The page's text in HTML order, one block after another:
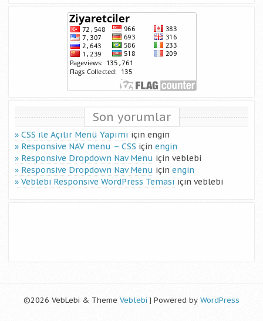
Son yorumlar
CSS ile Açılır Menü Yapımı için engin
Responsive NAV menu – CSS için engin
Responsive Dropdown Nav Menu için veblebi
Responsive Dropdown Nav Menu için engin
Veblebi Responsive WordPress Teması için veblebi
©2026 VebLebi & Theme Veblebi | Powered by WordPress